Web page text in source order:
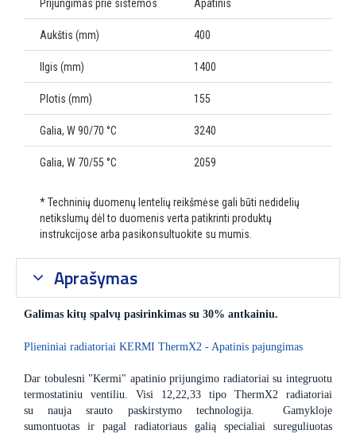
Prijungimas prie sistemos Apatinis
Aukštis (mm) 400
Ilgis (mm) 1400
Plotis (mm) 155
Galia, W 90/70 °C 3240
Galia, W 70/55 °C 2059
* Techninių duomenų lentelių reikšmėse gali būti nedidelių
netikslumų dėl to duomenis verta patikrinti produktų
instrukcijose arba pasikonsultuokite su mumis.
Aprašymas
Galimas kitų spalvų pasirinkimas su 30% antkainiu.
Plieniniai radiatoriai KERMI ThermX2 - Apatinis pajungimas
Dar tobulesni "Kermi" apatinio prijungimo radiatoriai su integruotu
termostatiniu ventiliu. Visi 12,22,33 tipo ThermX2 radiatoriai
su nauja srauto paskirstymo technologija. Gamykloje
sumontuotas ir pagal radiatoriaus galią specialiai sureguliuotas